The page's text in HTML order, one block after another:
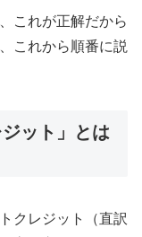
これが正解だから
これから順番に説
ット」とは
クレジット（直訳